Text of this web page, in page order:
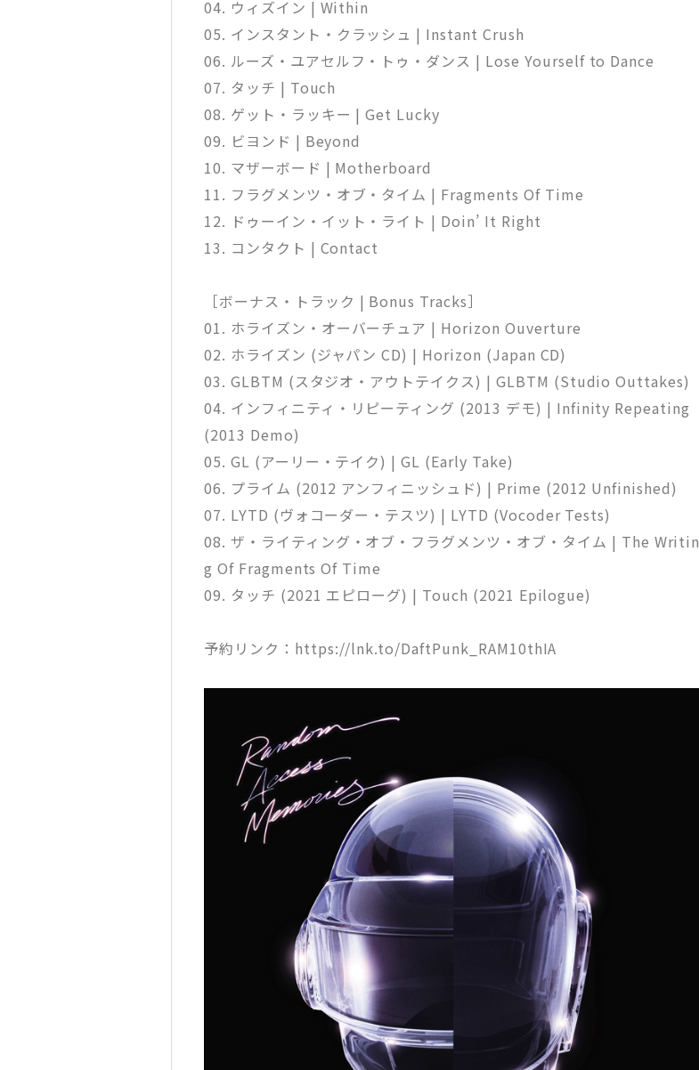
04. ウィズイン | Within
05. インスタント・クラッシュ | Instant Crush
06. ルーズ・ユアセルフ・トゥ・ダンス | Lose Yourself to Dance
07. タッチ | Touch
08. ゲット・ラッキー | Get Lucky
09. ビヨンド | Beyond
10. マザーボード | Motherboard
11. フラグメンツ・オブ・タイム | Fragments Of Time
12. ドゥーイン・イット・ライト | Doin’ It Right
13. コンタクト | Contact
［ボーナス・トラック | Bonus Tracks］
01. ホライズン・オーバーチュア | Horizon Ouverture
02. ホライズン (ジャパン CD) | Horizon (Japan CD)
03. GLBTM (スタジオ・アウトテイクス) | GLBTM (Studio Outtakes)
04. インフィニティ・リピーティング (2013 デモ) | Infinity Repeating
(2013 Demo)
05. GL (アーリー・テイク) | GL (Early Take)
06. プライム (2012 アンフィニッシュド) | Prime (2012 Unfinished)
07. LYTD (ヴォコーダー・テスツ) | LYTD (Vocoder Tests)
08. ザ・ライティング・オブ・フラグメンツ・オブ・タイム | The Writin
g Of Fragments Of Time
09. タッチ (2021 エピローグ) | Touch (2021 Epilogue)
予約リンク：https://lnk.to/DaftPunk_RAM10thIA